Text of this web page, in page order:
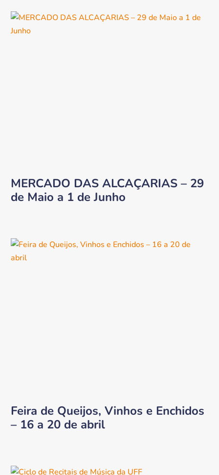
MERCADO DAS ALCAÇARIAS – 29
de Maio a 1 de Junho
Feira de Queijos, Vinhos e Enchidos
– 16 a 20 de abril